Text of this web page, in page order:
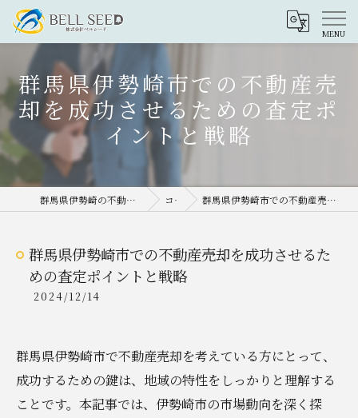
群馬県伊勢崎市での不動産売
却を成功させるための査定ポ
イントと戦略
群馬県伊勢崎の不動産売却なら株式会社ベルシード コラム 群馬県伊勢崎市での不動産売却を成功させるための査定ポイントと戦略
群馬県伊勢崎市での不動産売却を成功させるた
めの査定ポイントと戦略
2024/12/14
群馬県伊勢崎市で不動産売却を考えている方にとって、
成功するための鍵は、地域の特性をしっかりと理解する
ことです。本記事では、伊勢崎市の市場動向を深く探